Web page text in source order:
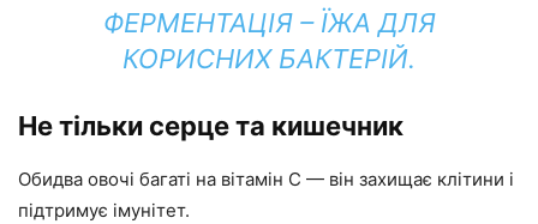
ФЕРМЕНТАЦІЯ – ЇЖА ДЛЯ
КОРИСНИХ БАКТЕРІЙ.
Не тільки серце та кишечник
Обидва овочі багаті на вітамін C — він захищає клітини і
підтримує імунітет.